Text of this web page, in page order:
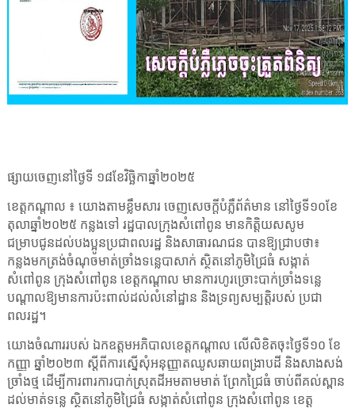
ផ្សាយចេញនៅថ្ងៃទី ១៨ខែវិច្ឆិកាឆ្នាំ២០២៥
ខេត្តកណ្តាល ៖ យោងតាមខ្លឹមសារ ចេញសេចក្តីបំភ្លឺព័ត៌មាន នៅថ្ងៃទី១០ខែ
តុលាឆ្នាំ២០២៥ កន្លងទៅ រដ្ឋបាលក្រុងសំពៅពូន មានកិត្តិយសសូម
ជម្រាបជូនដល់បងប្អូនប្រជាពលរដ្ឋ និងសាធារណជន បានឱ្យជ្រាបថា៖
កន្លងមកត្រង់ចំណុចមាត់ច្រាំងទន្លេបាសាក់ ស្ថិតនៅភូមិជ្រៃធំ សង្កាត់
សំពៅពូន ក្រុងសំពៅពូន ខេត្តកណ្តាល មានការហូរច្រោះបាក់ច្រាំងទន្លេ
បណ្តាលឱ្យមានការប៉ះពាល់ដល់លំនៅដ្ឋាន និងទ្រព្យសម្បត្តិរបស់ ប្រជា
ពលរដ្ឋ។
យោងចំណាររបស់ ឯកឧត្តមអភិបាលខេត្តកណ្តាល លើលិខិតចុះថ្ងៃទី១០ ខែ
កញ្ញា ឆ្នាំ២០២៣ ស្តីពីការស្នើសុំអនុញ្ញាតឈូសឆាយពង្រាបដី និងសាងសង់
ច្រាំងថ្ម ដើម្បីការពារការបាក់ស្រុតដីអមតាមមាត់ ព្រែកជ្រៃធំ ចាប់ពីគល់ស្ពាន
ដល់មាត់ទន្លេ ស្ថិតនៅភូមិជ្រៃធំ សង្កាត់សំពៅពូន ក្រុងសំពៅពូន ខេត្ត